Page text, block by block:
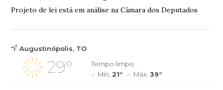
Projeto de lei está em análise na Câmara dos Deputados
Augustinópolis, TO
29°
Tempo limpo
Mín.21° Máx.39°